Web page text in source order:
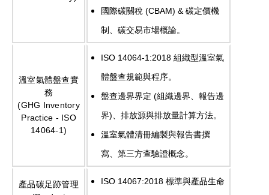
國際碳關稅 (CBAM) & 碳定價機
制、碳交易市場概論。
溫室氣體盤查實
務
(GHG Inventory
Practice - ISO
14064-1)
ISO 14064-1:2018 組織型溫室氣
體盤查規範與程序。
盤查邊界界定 (組織邊界、報告邊
界)、排放源與排放量計算方法。
溫室氣體清冊編製與報告書撰
寫、第三方查驗證概念。
產品碳足跡管理 ISO 14067:2018 標準與產品生命